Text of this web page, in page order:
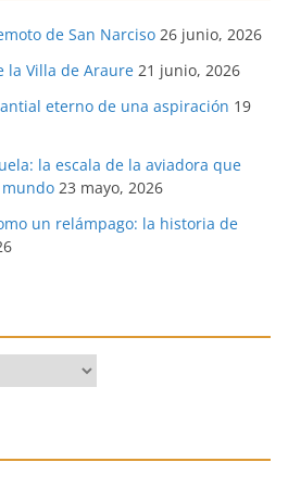
de San Narciso 26 junio, 2026
la Villa de Araure 21 junio, 2026
eterno de una aspiración 19
la escala de la aviadora que
23 mayo, 2026
un relámpago: la historia de